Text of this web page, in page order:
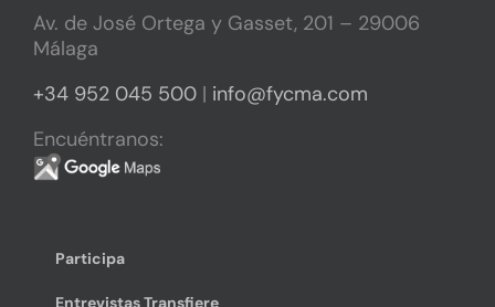
Av. de José Ortega y Gasset, 201 – 29006
Málaga
+34 952 045 500 | info@fycma.com
Encuéntranos:
Participa
Entrevistas Transfiere